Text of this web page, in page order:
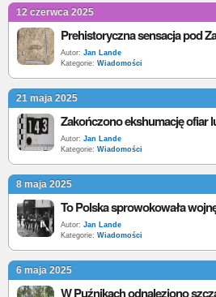
12 czerwca 2025
Autor: Jan Lande
Kategorie: Wiadomości
21 maja 2025
Autor: Jan Lande
Kategorie: Wiadomości
8 maja 2025
Autor: Jan Lande
Kategorie: Wiadomości
6 maja 2025